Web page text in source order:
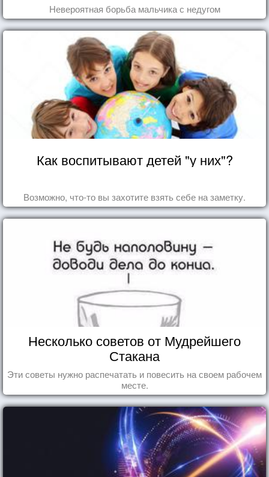
Невероятная борьба мальчика с недугом
Как воспитывают детей "у них"?
Возможно, что-то вы захотите взять себе на заметку.
Несколько советов от Мудрейшего
Стакана
Эти советы нужно распечатать и повесить на своем рабочем
месте.